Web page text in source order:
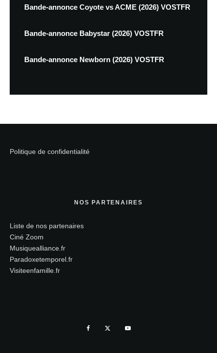
Bande-annonce Coyote vs ACME (2026) VOSTFR
Bande-annonce Babystar (2026) VOSTFR
Bande-annonce Newborn (2026) VOSTFR
Politique de confidentialité
NOS PARTENAIRES
Liste de nos partenaires
Ciné Zoom
Musiquealliance.fr
Paradoxetemporel.fr
Visiteenfamille.fr